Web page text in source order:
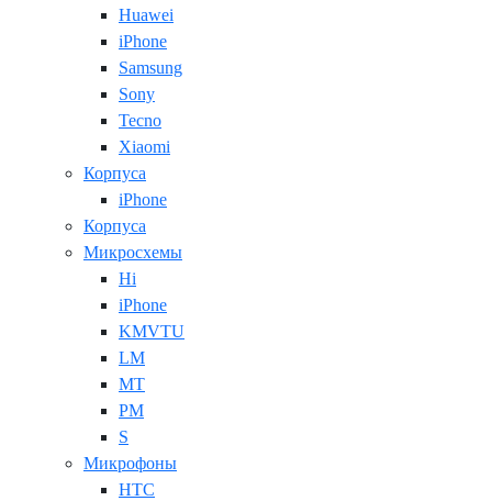
Huawei
iPhone
Samsung
Sony
Tecno
Xiaomi
Корпуса
iPhone
Корпуса
Микросхемы
Hi
iPhone
KMVTU
LM
MT
PM
S
Микрофоны
HTC